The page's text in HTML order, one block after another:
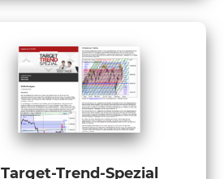
Target-Trend-Spezial